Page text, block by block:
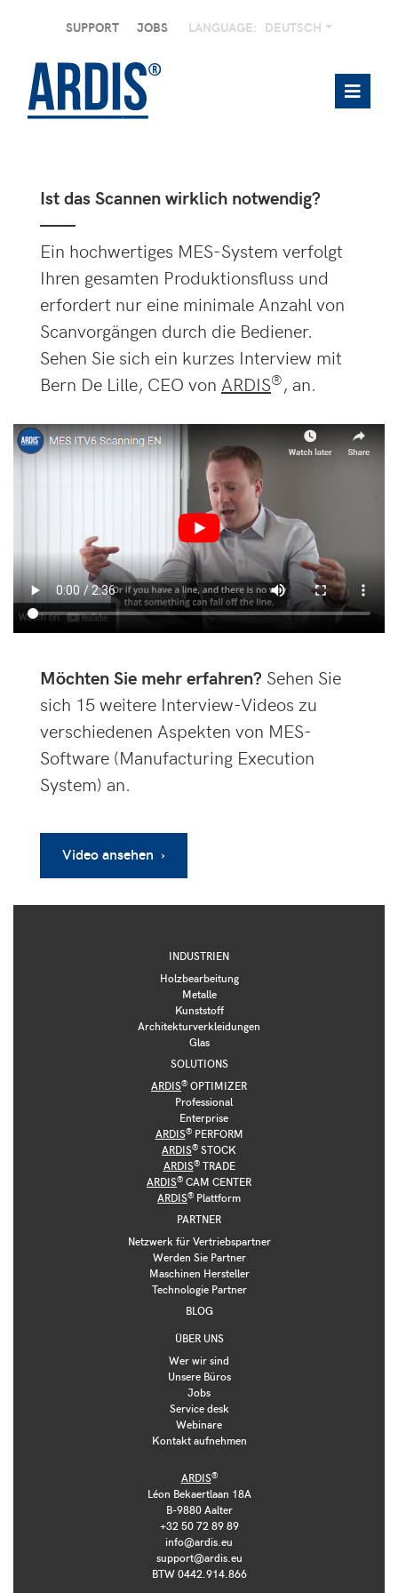
SUPPORT JOBS LANGUAGE: DEUTSCH
Ist das Scannen wirklich notwendig?
——
Ein hochwertiges MES-System verfolgt
Ihren gesamten Produktionsfluss und
erfordert nur eine minimale Anzahl von
Scanvorgängen durch die Bediener.
Sehen Sie sich ein kurzes Interview mit
Bern De Lille, CEO von ARDIS® , an.
Möchten Sie mehr erfahren? Sehen Sie
sich 15 weitere Interview-Videos zu
verschiedenen Aspekten von MES-
Software (Manufacturing Execution
System) an.
Video ansehen ›
INDUSTRIEN
Holzbearbeitung
Metalle
Kunststoff
Architekturverkleidungen
Glas
SOLUTIONS
ARDIS® OPTIMIZER
Professional
Enterprise
ARDIS®PERFORM
ARDIS® STOCK
ARDIS®TRADE
ARDIS® CAM CENTER
ARDIS® Plattform
PARTNER
Netzwerk für Vertriebspartner
Werden Sie Partner
Maschinen Hersteller
Technologie Partner
BLOG
ÜBER UNS
Wer wir sind
Unsere Büros
Jobs
Service desk
Webinare
Kontakt aufnehmen
ARDIS®
Léon Bekaertlaan 18A
B-9880 Aalter
+32 50 72 89 89
info@ardis.eu
support@ardis.eu
BTW 0442.914.866